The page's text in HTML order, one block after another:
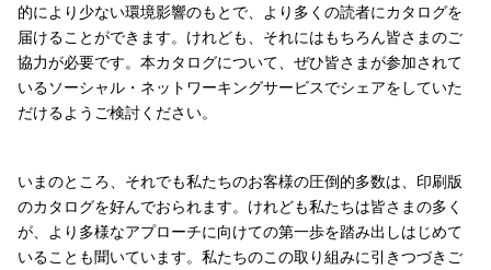
的により少ない環境影響のもとで、より多くの読者にカタログを
届けることができます。けれども、それにはもちろん皆さまのご
協力が必要です。本カタログについて、ぜひ皆さまが参加されて
いるソーシャル・ネットワーキングサービスでシェアをしていた
だけるようご検討ください。
いまのところ、それでも私たちのお客様の圧倒的多数は、印刷版
のカタログを好んでおられます。けれども私たちは皆さまの多く
が、より多様なアプローチに向けての第一歩を踏み出しはじめて
いることも聞いています。私たちのこの取り組みに引きつづきご